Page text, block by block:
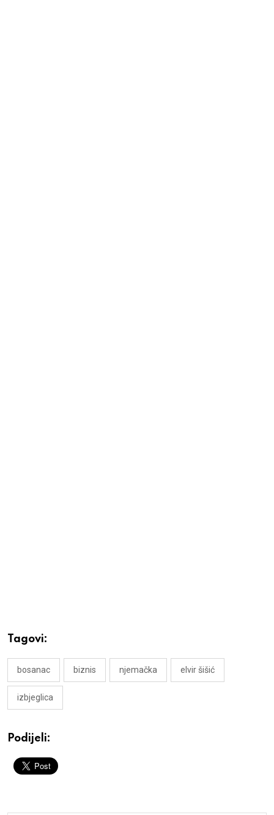
Tagovi:
bosanac biznis njemačka elvir šišić
izbjeglica
Podijeli: